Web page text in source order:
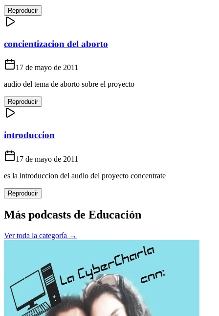
Reproducir
concientizacion del aborto
17 de mayo de 2011
audio del tema de aborto sobre el proyecto
Reproducir
introduccion
17 de mayo de 2011
es la introduccion del audio del proyecto concentrate
Reproducir
Más podcasts de Educación
Ver toda la categoría →